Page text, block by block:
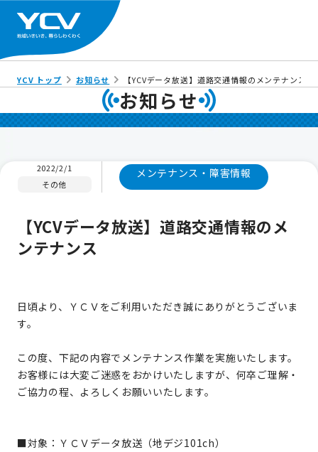
YCV トップ お知らせ 【YCVデータ放送】道路交通情報のメンテナンス
お知らせ
2022/2/1
その他
メンテナンス・障害情報
【YCVデータ放送】道路交通情報のメ
ンテナンス
日頃より、ＹＣＶをご利用いただき誠にありがとうございま
す。
この度、下記の内容でメンテナンス作業を実施いたします。
お客様には大変ご迷惑をおかけいたしますが、何卒ご理解・
ご協力の程、よろしくお願いいたします。
■対象：ＹＣＶデータ放送（地デジ101ch）